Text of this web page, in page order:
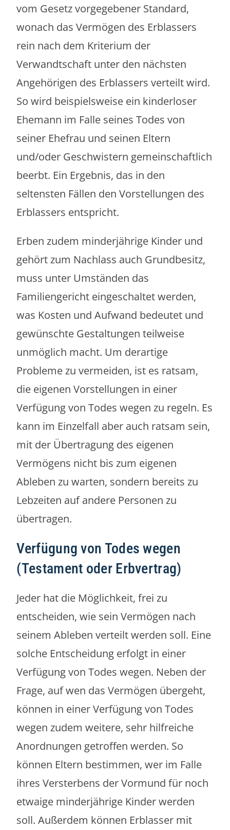
vom Gesetz vorgegebener Standard,
wonach das Vermögen des Erblassers
rein nach dem Kriterium der
Verwandtschaft unter den nächsten
Angehörigen des Erblassers verteilt wird.
So wird beispielsweise ein kinderloser
Ehemann im Falle seines Todes von
seiner Ehefrau und seinen Eltern
und/oder Geschwistern gemeinschaftlich
beerbt. Ein Ergebnis, das in den
seltensten Fällen den Vorstellungen des
Erblassers entspricht.
Erben zudem minderjährige Kinder und
gehört zum Nachlass auch Grundbesitz,
muss unter Umständen das
Familiengericht eingeschaltet werden,
was Kosten und Aufwand bedeutet und
gewünschte Gestaltungen teilweise
unmöglich macht. Um derartige
Probleme zu vermeiden, ist es ratsam,
die eigenen Vorstellungen in einer
Verfügung von Todes wegen zu regeln. Es
kann im Einzelfall aber auch ratsam sein,
mit der Übertragung des eigenen
Vermögens nicht bis zum eigenen
Ableben zu warten, sondern bereits zu
Lebzeiten auf andere Personen zu
übertragen.
Verfügung von Todes wegen
(Testament oder Erbvertrag)
Jeder hat die Möglichkeit, frei zu
entscheiden, wie sein Vermögen nach
seinem Ableben verteilt werden soll. Eine
solche Entscheidung erfolgt in einer
Verfügung von Todes wegen. Neben der
Frage, auf wen das Vermögen übergeht,
können in einer Verfügung von Todes
wegen zudem weitere, sehr hilfreiche
Anordnungen getroffen werden. So
können Eltern bestimmen, wer im Falle
ihres Versterbens der Vormund für noch
etwaige minderjährige Kinder werden
soll. Außerdem können Erblasser mit